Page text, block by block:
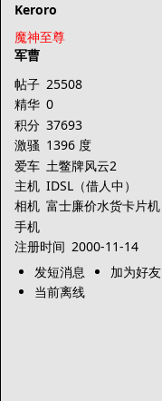
Keroro
魔神至尊
军曹
帖子 25508
精华 0
积分 37693
激骚 1396 度
爱车 土鳖牌风云2
主机 IDSL（借人中）
相机 富士廉价水货卡片机
手机
注册时间 2000-11-14
发短消息
加为好友
当前离线